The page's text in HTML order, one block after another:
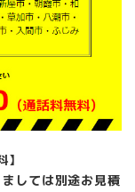
しては別途お見積